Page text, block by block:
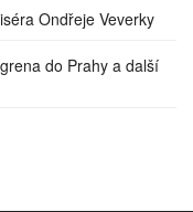
Ondřeje Veverky
do Prahy a další